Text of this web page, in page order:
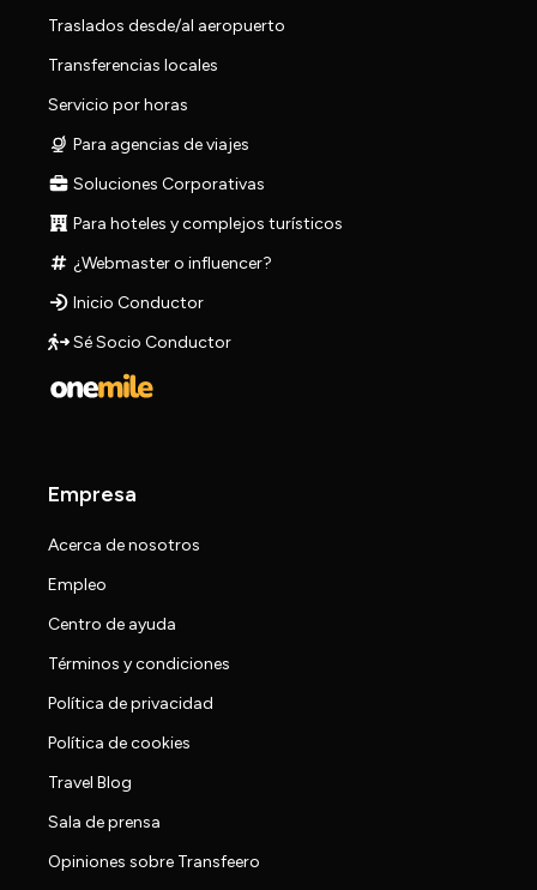
Traslados desde/al aeropuerto
Transferencias locales
Servicio por horas
Para agencias de viajes
Soluciones Corporativas
Para hoteles y complejos turísticos
¿Webmaster o influencer?
Inicio Conductor
Sé Socio Conductor
Empresa
Acerca de nosotros
Empleo
Centro de ayuda
Términos y condiciones
Política de privacidad
Política de cookies
Travel Blog
Sala de prensa
Opiniones sobre Transfeero